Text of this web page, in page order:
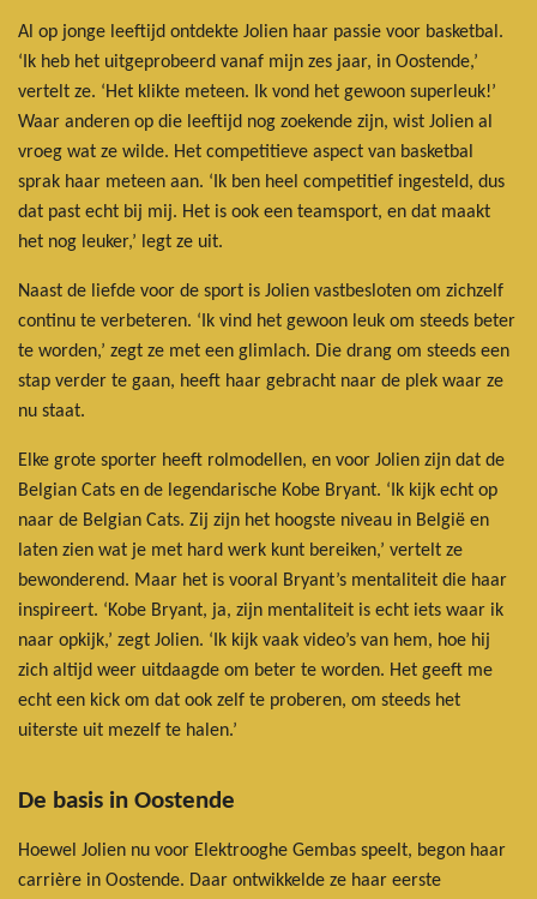
Al op jonge leeftijd ontdekte Jolien haar passie voor basketbal.
‘Ik heb het uitgeprobeerd vanaf mijn zes jaar, in Oostende,’
vertelt ze. ‘Het klikte meteen. Ik vond het gewoon superleuk!’
Waar anderen op die leeftijd nog zoekende zijn, wist Jolien al
vroeg wat ze wilde. Het competitieve aspect van basketbal
sprak haar meteen aan. ‘Ik ben heel competitief ingesteld, dus
dat past echt bij mij. Het is ook een teamsport, en dat maakt
het nog leuker,’ legt ze uit.
Naast de liefde voor de sport is Jolien vastbesloten om zichzelf
continu te verbeteren. ‘Ik vind het gewoon leuk om steeds beter
te worden,’ zegt ze met een glimlach. Die drang om steeds een
stap verder te gaan, heeft haar gebracht naar de plek waar ze
nu staat.
Elke grote sporter heeft rolmodellen, en voor Jolien zijn dat de
Belgian Cats en de legendarische Kobe Bryant. ‘Ik kijk echt op
naar de Belgian Cats. Zij zijn het hoogste niveau in België en
laten zien wat je met hard werk kunt bereiken,’ vertelt ze
bewonderend. Maar het is vooral Bryant’s mentaliteit die haar
inspireert. ‘Kobe Bryant, ja, zijn mentaliteit is echt iets waar ik
naar opkijk,’ zegt Jolien. ‘Ik kijk vaak video’s van hem, hoe hij
zich altijd weer uitdaagde om beter te worden. Het geeft me
echt een kick om dat ook zelf te proberen, om steeds het
uiterste uit mezelf te halen.’
De basis in Oostende
Hoewel Jolien nu voor Elektrooghe Gembas speelt, begon haar
carrière in Oostende. Daar ontwikkelde ze haar eerste